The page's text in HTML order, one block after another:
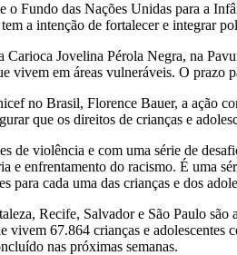
o Fundo das Nações Unidas para a
a intenção de fortalecer e integrar
Jovelina Pérola Negra, na
vivem em áreas vulneráveis. O prazo
no Brasil, Florence Bauer, a ação
que os direitos de crianças e
de violência e com uma série de
e enfrentamento do racismo. É uma
para cada uma das crianças e dos
Recife, Salvador e São Paulo
vivem 67.864 crianças e adolescentes
nas próximas semanas.